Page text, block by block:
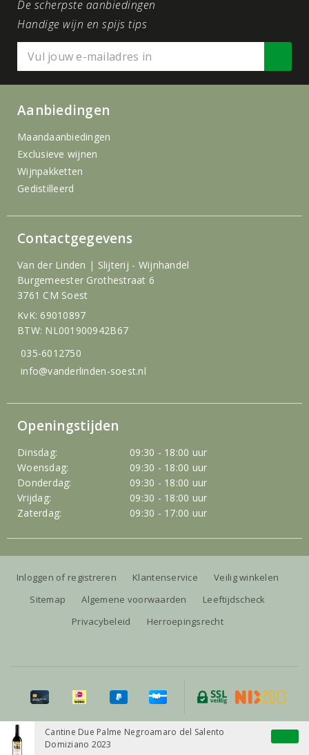
Cantine Due Palme Negroamaro del Salento
Domiziano 2023
De scherpste aanbiedingen
Handige wijn en spijs tips
Aanbiedingen
Maandaanbiedingen
Exclusieve wijnen
Wijnpakketten
Gedistilleerd
Contactgegevens
Van der Linden | Slijterij - Wijnhandel
Burgemeester Grothestraat 6
3761 CM Soest
KvK: 69010897
BTW: NL001900942B67
035-6012750
info@vanderlinden-soest.nl
Openingstijden
Dinsdag:
09:30 - 18:00 uur
Woensdag:
09:30 - 18:00 uur
Donderdag:
09:30 - 18:00 uur
Vrijdag:
09:30 - 18:00 uur
Zaterdag:
09:30 - 17:00 uur
Inloggen of registreren Klantenservice
Veilig winkelen
Sitemap
Algemene voorwaarden
Leeftijdscheck
Privacybeleid
Herroepingsrecht
Alle prijzen zijn inclusief BTW, exclusief eventuele verzendkosten.